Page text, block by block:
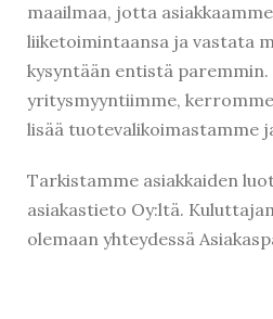
maailmaa, jotta
liiketoimintaansa ja vastata
kysyntään entistä
yritysmyyntiimme,
lisää tuotevalikoimastamme
Tarkistamme asiakkaiden
asiakastieto Oy:ltä.
olemaan yhteydessä